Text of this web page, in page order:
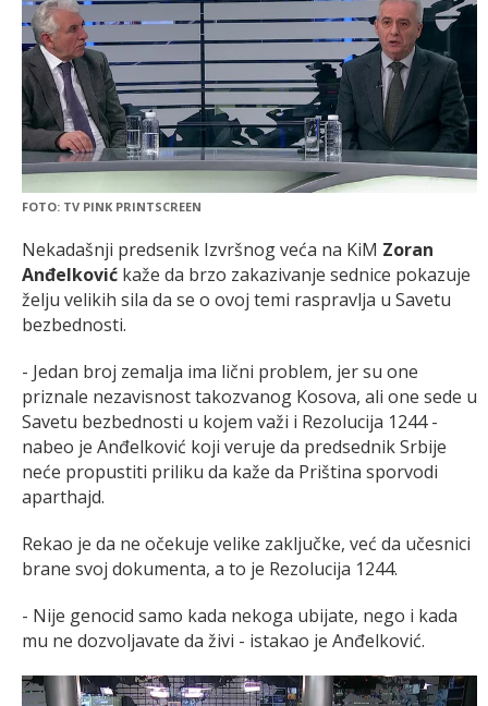
FOTO: TV PINK PRINTSCREEN
Nekadašnji predsenik Izvršnog veća na KiM Zoran
Anđelković kaže da brzo zakazivanje sednice pokazuje
želju velikih sila da se o ovoj temi raspravlja u Savetu
bezbednosti.
- Jedan broj zemalja ima lični problem, jer su one
priznale nezavisnost takozvanog Kosova, ali one sede u
Savetu bezbednosti u kojem važi i Rezolucija 1244 -
nabeo je Anđelković koji veruje da predsednik Srbije
neće propustiti priliku da kaže da Priština sporvodi
aparthajd.
Rekao je da ne očekuje velike zaključke, već da učesnici
brane svoj dokumenta, a to je Rezolucija 1244.
- Nije genocid samo kada nekoga ubijate, nego i kada
mu ne dozvoljavate da živi - istakao je Anđelković.